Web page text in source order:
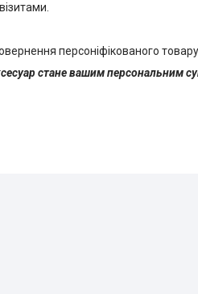
персоніфікованого
стане вашим персональним